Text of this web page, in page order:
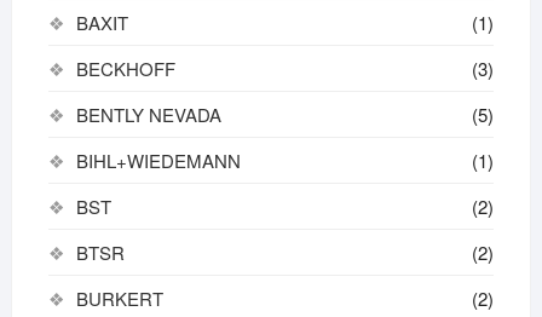
BAXIT
(1)
BECKHOFF
(3)
BENTLY NEVADA
(5)
BIHL+WIEDEMANN
(1)
BST
(2)
BTSR
(2)
BURKERT
(2)